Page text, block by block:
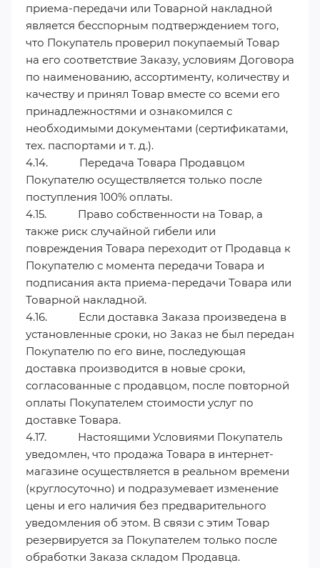
приема-передачи или Товарной накладной
является бесспорным подтверждением того,
что Покупатель проверил покупаемый Товар
на его соответствие Заказу, условиям Договора
по наименованию, ассортименту, количеству и
качеству и принял Товар вместе со всеми его
принадлежностями и ознакомился с
необходимыми документами (сертификатами,
тех. паспортами и т. д.).
4.14. Передача Товара Продавцом
Покупателю осуществляется только после
поступления 100% оплаты.
4.15. Право собственности на Товар, а
также риск случайной гибели или
повреждения Товара переходит от Продавца к
Покупателю с момента передачи Товара и
подписания акта приема-передачи Товара или
Товарной накладной.
4.16. Если доставка Заказа произведена в
установленные сроки, но Заказ не был передан
Покупателю по его вине, последующая
доставка производится в новые сроки,
согласованные с продавцом, после повторной
оплаты Покупателем стоимости услуг по
доставке Товара.
4.17. Настоящими Условиями Покупатель
уведомлен, что продажа Товара в интернет-
магазине осуществляется в реальном времени
(круглосуточно) и подразумевает изменение
цены и его наличия без предварительного
уведомления об этом. В связи с этим Товар
резервируется за Покупателем только после
обработки Заказа складом Продавца.